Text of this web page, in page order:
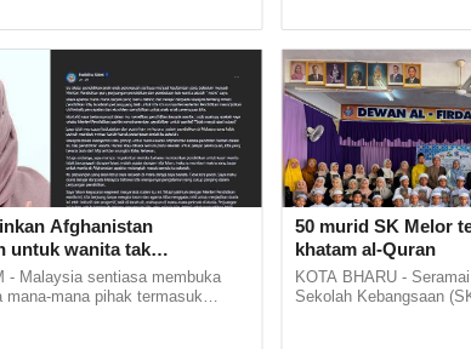
08:40pm
tonjol bakat kreatif menerusi
'Beyond First Frame'
Komunikasi Media Baharu (MC249)
Mara (UiTM) terus memperkukuh
melahirkan bakat industri kreatif menerusi
Akhir 'Beyond First...
Afghanistan
untuk wanita tak
Islam'
- Malaysia sentiasa membuka
mana-mana pihak termasuk
50 murid SK Melor
khatam al-Quran
KOTA BHARU -
Sekolah Kebangsaan